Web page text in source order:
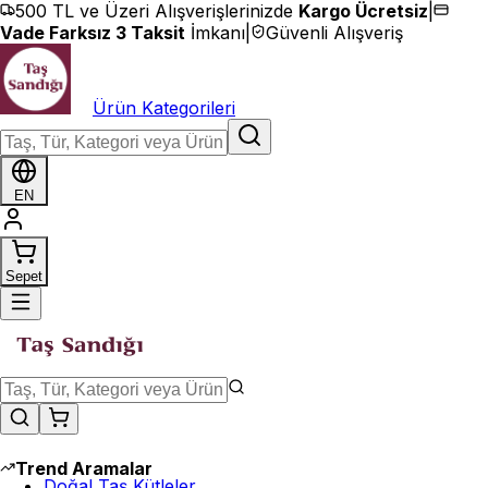
İçeriğe geç
500 TL ve Üzeri Alışverişlerinizde Kargo Ücretsiz
Vade Farksız 3 Taksit İmkanı Güvenli Alışveriş
Ürün Kategorileri
EN
Sepet
Trend Aramalar